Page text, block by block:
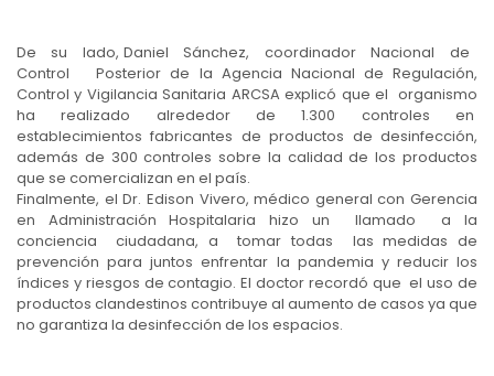
De su lado, Daniel Sánchez, coordinador Nacional de
Control Posterior de la Agencia Nacional de Regulación,
Control y Vigilancia Sanitaria ARCSA explicó que el organismo
ha realizado alrededor de 1.300 controles en
establecimientos fabricantes de productos de desinfección,
además de 300 controles sobre la calidad de los productos
que se comercializan en el país.
Finalmente, el Dr. Edison Vivero, médico general con Gerencia
en Administración Hospitalaria hizo un llamado a la
conciencia ciudadana, a tomar todas las medidas de
prevención para juntos enfrentar la pandemia y reducir los
índices y riesgos de contagio. El doctor recordó que el uso de
productos clandestinos contribuye al aumento de casos ya que
no garantiza la desinfección de los espacios.